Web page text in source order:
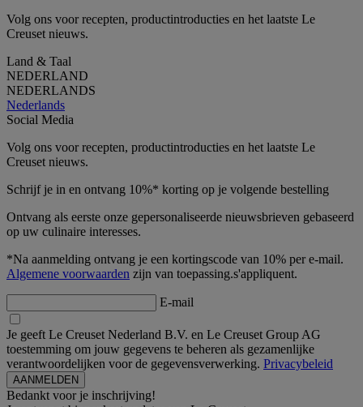
Volg ons voor recepten, productintroducties en het laatste Le
Creuset nieuws.
Land & Taal
NEDERLAND
NEDERLANDS
Nederlands
Social Media
Volg ons voor recepten, productintroducties en het laatste Le
Creuset nieuws.
Schrijf je in en ontvang 10%* korting op je volgende bestelling
Ontvang als eerste onze gepersonaliseerde nieuwsbrieven gebaseerd
op uw culinaire interesses.
*Na aanmelding ontvang je een kortingscode van 10% per e-mail.
Algemene voorwaarden zijn van toepassing.s'appliquent.
E-mail
Je geeft Le Creuset Nederland B.V. en Le Creuset Group AG
toestemming om jouw gegevens te beheren als gezamenlijke
verantwoordelijken voor de gegevensverwerking. Privacybeleid
Bedankt voor je inschrijving!